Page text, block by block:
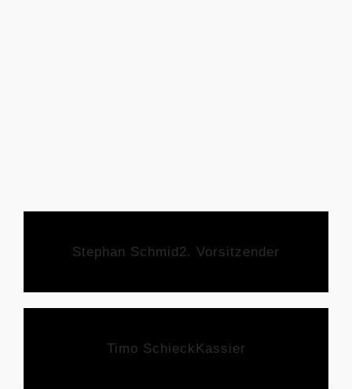
Stephan Schmid2. Vorsitzender
Timo SchieckKassier